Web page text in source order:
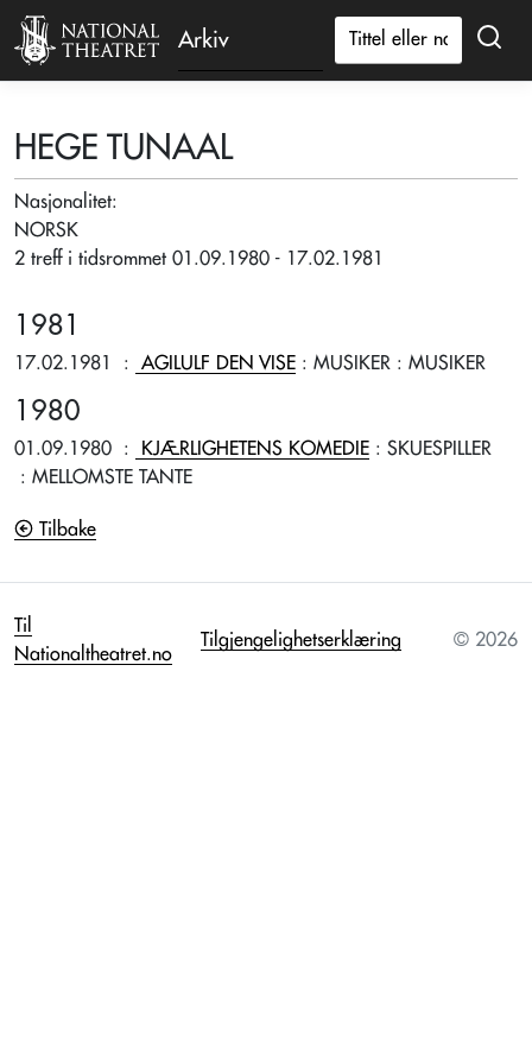
Arkiv
HEGE TUNAAL
Nasjonalitet:
NORSK
2 treff i tidsrommet 01.09.1980 - 17.02.1981
1981
17.02.1981 : AGILULF DEN VISE : MUSIKER : MUSIKER
1980
01.09.1980 : KJÆRLIGHETENS KOMEDIE : SKUESPILLER
: MELLOMSTE TANTE
Tilbake
Til
Nationaltheatret.no
Tilgjengelighetserklæring © 2026